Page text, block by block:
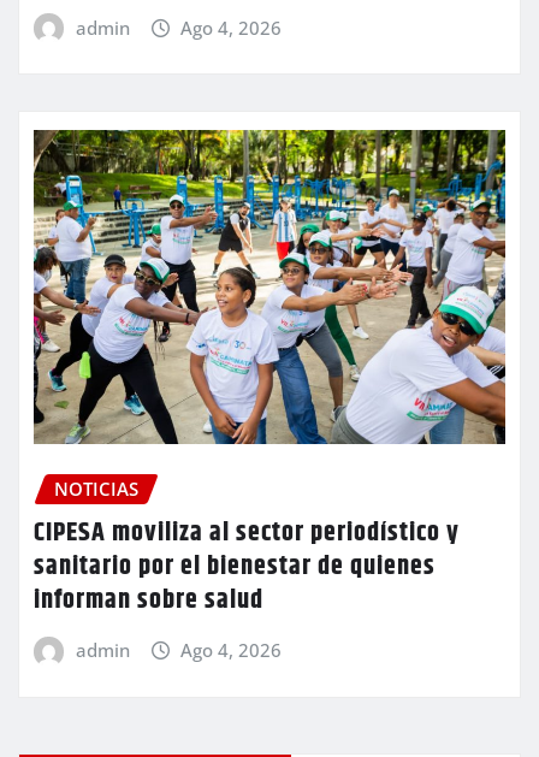
admin Ago 4, 2026
NOTICIAS
CIPESA moviliza al sector periodístico y
sanitario por el bienestar de quienes
informan sobre salud
admin Ago 4, 2026